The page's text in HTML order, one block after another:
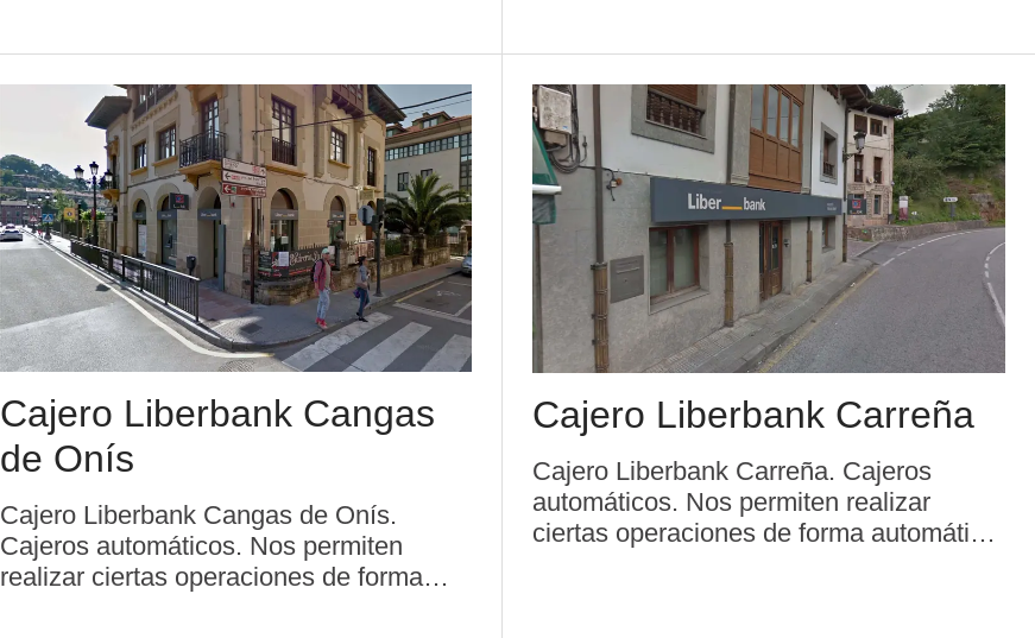
de cr& ...
Cajero Liberbank Cangas
de Onís
Cajero Liberbank Cangas de Onís.
Cajeros automáticos. Nos permiten
realizar ciertas operaciones de forma
Cajero Liberbank Carreña
Cajero Liberbank Carreña. Cajeros
automáticos. Nos permiten realizar
ciertas operaciones de forma automática